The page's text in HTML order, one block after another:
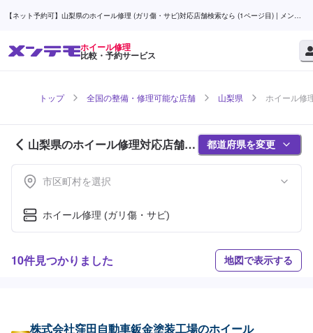
【ネット予約可】山梨県のホイール修理 (ガリ傷・サビ)対応店舗検索なら (1ページ目) | メンテ
ホイール修理
比較・予約サービス
トップ 全国の整備・修理可能な店舗 山梨県 ホイール修
山梨県のホイール修理対応店舗紹
介 (1ページ目)
都道府県を変更
市区町村を選択
ホイール修理 (ガリ傷・サビ)
10件見つかりました 地図で表示する
株式会社窪田自動車鈑金塗装工場のホイール